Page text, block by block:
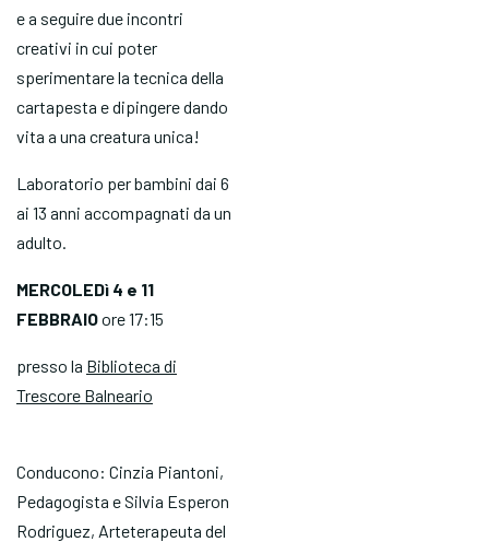
e a seguire due incontri
creativi in cui poter
sperimentare la tecnica della
cartapesta e dipingere dando
vita a una creatura unica!
Laboratorio per bambini dai 6
ai 13 anni accompagnati da un
adulto.
MERCOLEDì 4 e 11
FEBBRAIOore 17:15
presso la Biblioteca di
Trescore Balneario
Conducono: Cinzia Piantoni,
Pedagogista e Silvia Esperon
Rodriguez, Arteterapeuta del